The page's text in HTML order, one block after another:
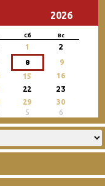
2026
Сб Вс
1 2
8
9
15
16
22 23
29
30
5 6